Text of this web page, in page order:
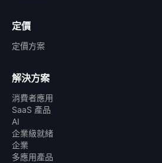
定價
定價方案
解決方案
消費者應用
SaaS 產品
AI
企業級就緒
企業
多應用產品